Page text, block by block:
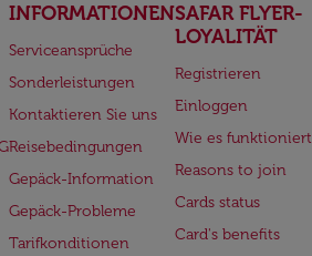
INFORMATIONEN
Serviceansprüche
Sonderleistungen
Kontaktieren Sie uns
Reisebedingungen
Gepäck-Information
Gepäck-Probleme
Tarifkonditionen
SAFAR FLYER-
LOYALITÄT
Registrieren
Einloggen
Wie es funktioniert
Reasons to join
Cards status
Card's benefits